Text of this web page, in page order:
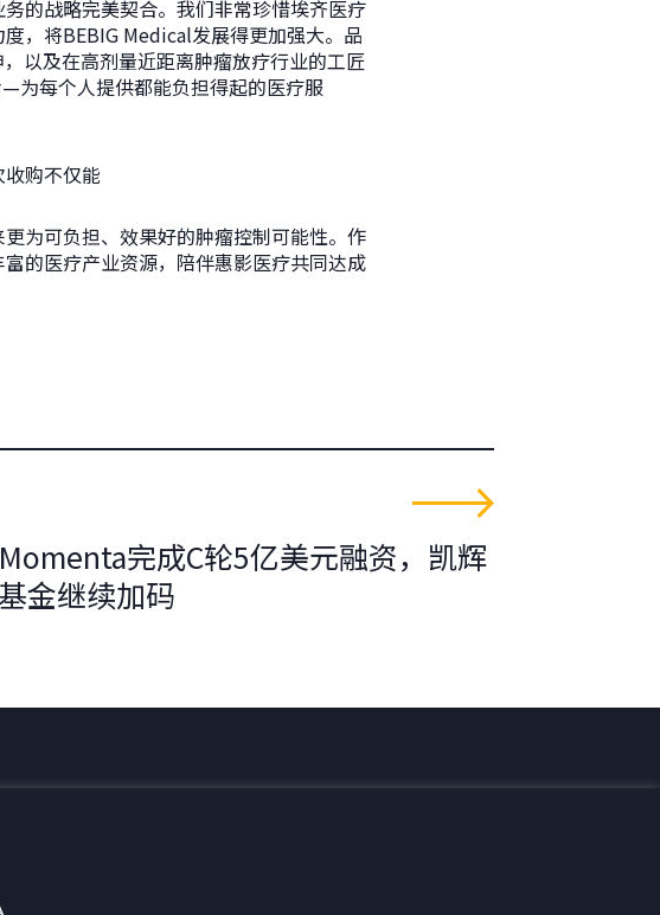
的战略完美契合。我们非常珍惜埃齐医疗
，将BEBIG Medical发展得更加强大。品
以及在高剂量近距离肿瘤放疗行业的工匠
为每个人提供都能负担得起的医疗服
购不仅能
为可负担、效果好的肿瘤控制可能性。作
的医疗产业资源，陪伴惠影医疗共同达成
Momenta完成C轮5亿美元融资，凯辉
基金继续加码